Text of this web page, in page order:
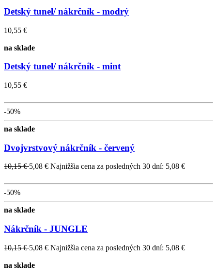
Detský tunel/ nákrčník - modrý
10,55 €
na sklade
Detský tunel/ nákrčník - mint
10,55 €
-50%
na sklade
Dvojvrstvový nákrčník - červený
10,15 €5,08 € Najnižšia cena za posledných 30 dní: 5,08 €
-50%
na sklade
Nákrčník - JUNGLE
10,15 €5,08 € Najnižšia cena za posledných 30 dní: 5,08 €
na sklade